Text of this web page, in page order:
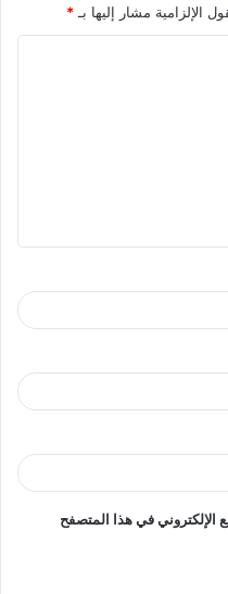
الإلزامية مشار إليها بـ *
الإلكتروني في هذا المتصفح